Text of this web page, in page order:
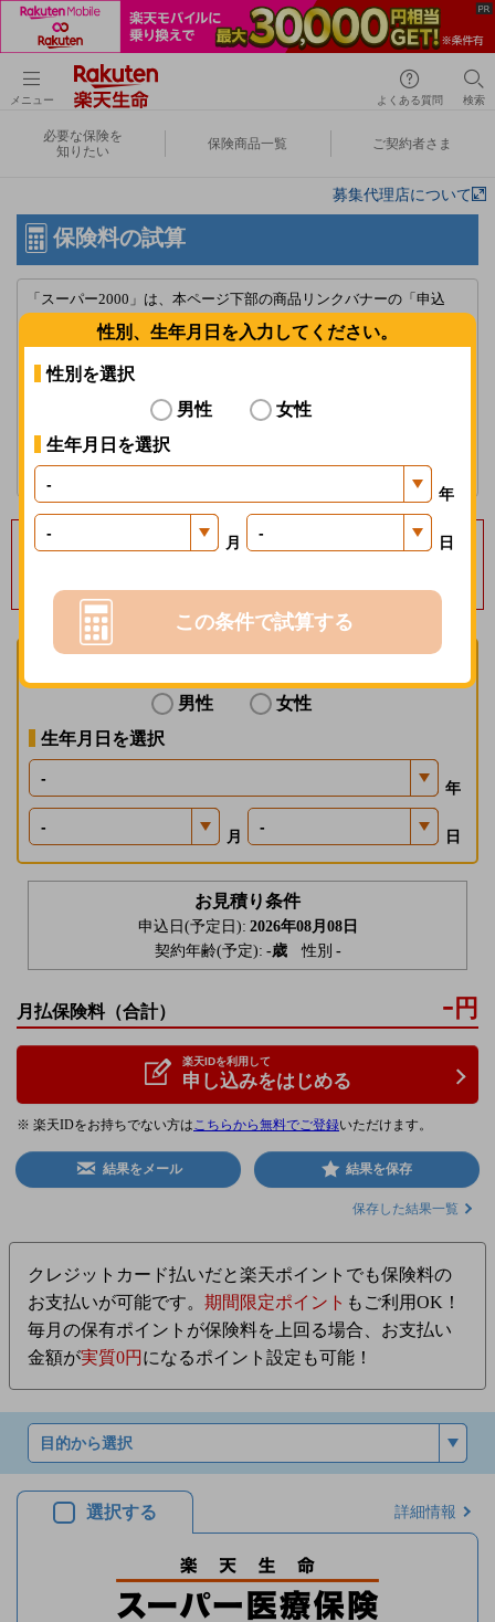
メニュー よくある質問 検索
必要な保険を
知りたい
保険商品一覧 ご契約者さま
募集代理店について
性別、生年月日を入力してください。
性別を選択
男性
女性
生年月日を選択
年
月 日
この条件で試算する
保険料の試算
「スーパー2000」は、本ページ下部の商品リンクバナーの「申込
み」からお進みください。
「楽天生命スーパー医療保険」における入院給付金日額1,000円の新
規申込みの受付停止について
ブラウザの[戻る]を使用しないでください。選択したプランが正しく
毎月保険料１％分の
募集経費の削減効果等を楽天会員に還元する制度で、一定の条件があります。
男性
女性
生年月日を選択
年
月 日
お見積り条件
申込日(予定日): 2026年08月08日
契約年齢(予定): -歳 性別 -
月払保険料（合計） - 円
楽天IDを利用して
申し込みをはじめる
※ 楽天IDをお持ちでない方はこちらから無料でご登録いただけます。
結果をメール 結果を保存
保存した結果一覧
クレジットカード払いだと楽天ポイントでも保険料の
お支払いが可能です。 期間限定ポイント もご利用OK！
毎月の保有ポイントが保険料を上回る場合、お支払い
金額が実質0円 になるポイント設定も可能！
選択する 詳細情報